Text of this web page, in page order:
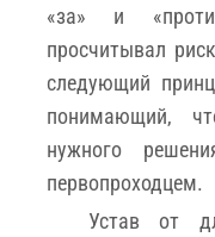
«за» и
просчитывал
следующий
понимающий,
нужного
первопроходцем.
Устав от